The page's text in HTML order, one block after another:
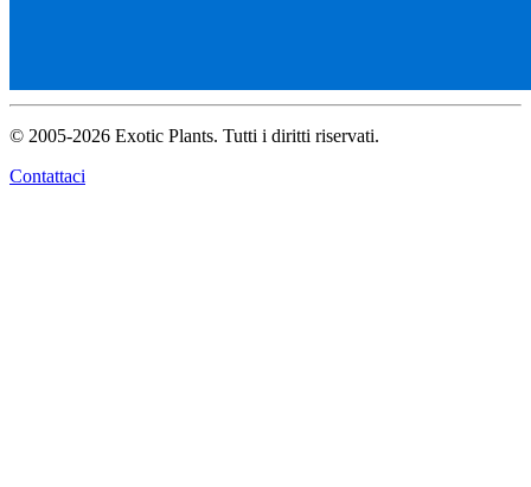
© 2005-2026 Exotic Plants. Tutti i diritti riservati.
Contattaci